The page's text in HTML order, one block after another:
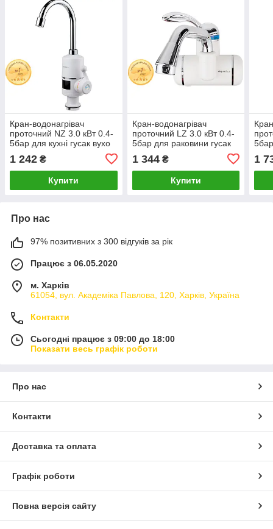
Кран-водонагрівач
проточний NZ 3.0 кВт 0.4-
5бар для кухні гусак вухо
AQUATICA NZ-6B142W
1 242 ₴
Купити
Кран-водонагрівач
проточний LZ 3.0 кВт 0.4-
5бар для раковини гусак
вигнутий довгий настінний
AQUATICA
1 344₴
Купити
1
Про нас
97% позитивних з 300 відгуків за рік
Працює з 06.05.2020
м. Харків
61054, вул. Академіка Павлова, 120, Харків, Україна
Контакти
Сьогодні працює з 09:00 до 18:00
Показати весь графік роботи
Про нас
Контакти
Доставка та оплата
Графік роботи
Повна версія сайту